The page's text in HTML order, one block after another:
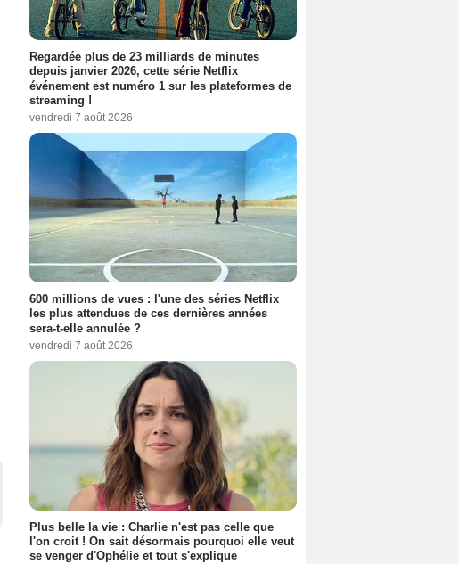
Regardée plus de 23 milliards de minutes
depuis janvier 2026, cette série Netflix
événement est numéro 1 sur les plateformes de
streaming !
vendredi 7 août 2026
600 millions de vues : l'une des séries Netflix
les plus attendues de ces dernières années
sera-t-elle annulée ?
vendredi 7 août 2026
Plus belle la vie : Charlie n'est pas celle que
l'on croit ! On sait désormais pourquoi elle veut
se venger d'Ophélie et tout s'explique